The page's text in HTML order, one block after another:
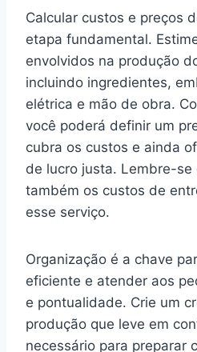
Calcular custos e preços
etapa fundamental.
envolvidos na produção
incluindo ingredientes,
elétrica e mão de obra.
você poderá definir um
cubra os custos e ainda
de lucro justa. Lembre-se
também os custos de
esse serviço.
Organização é a chave
eficiente e atender aos
e pontualidade. Crie um
produção que leve em
necessário para preparar